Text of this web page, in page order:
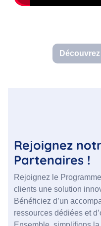
Rejoignez
Partenaires !
Rejoignez le
clients une solution
Bénéficiez d’un
ressources dédiées et